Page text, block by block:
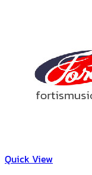
Quick View